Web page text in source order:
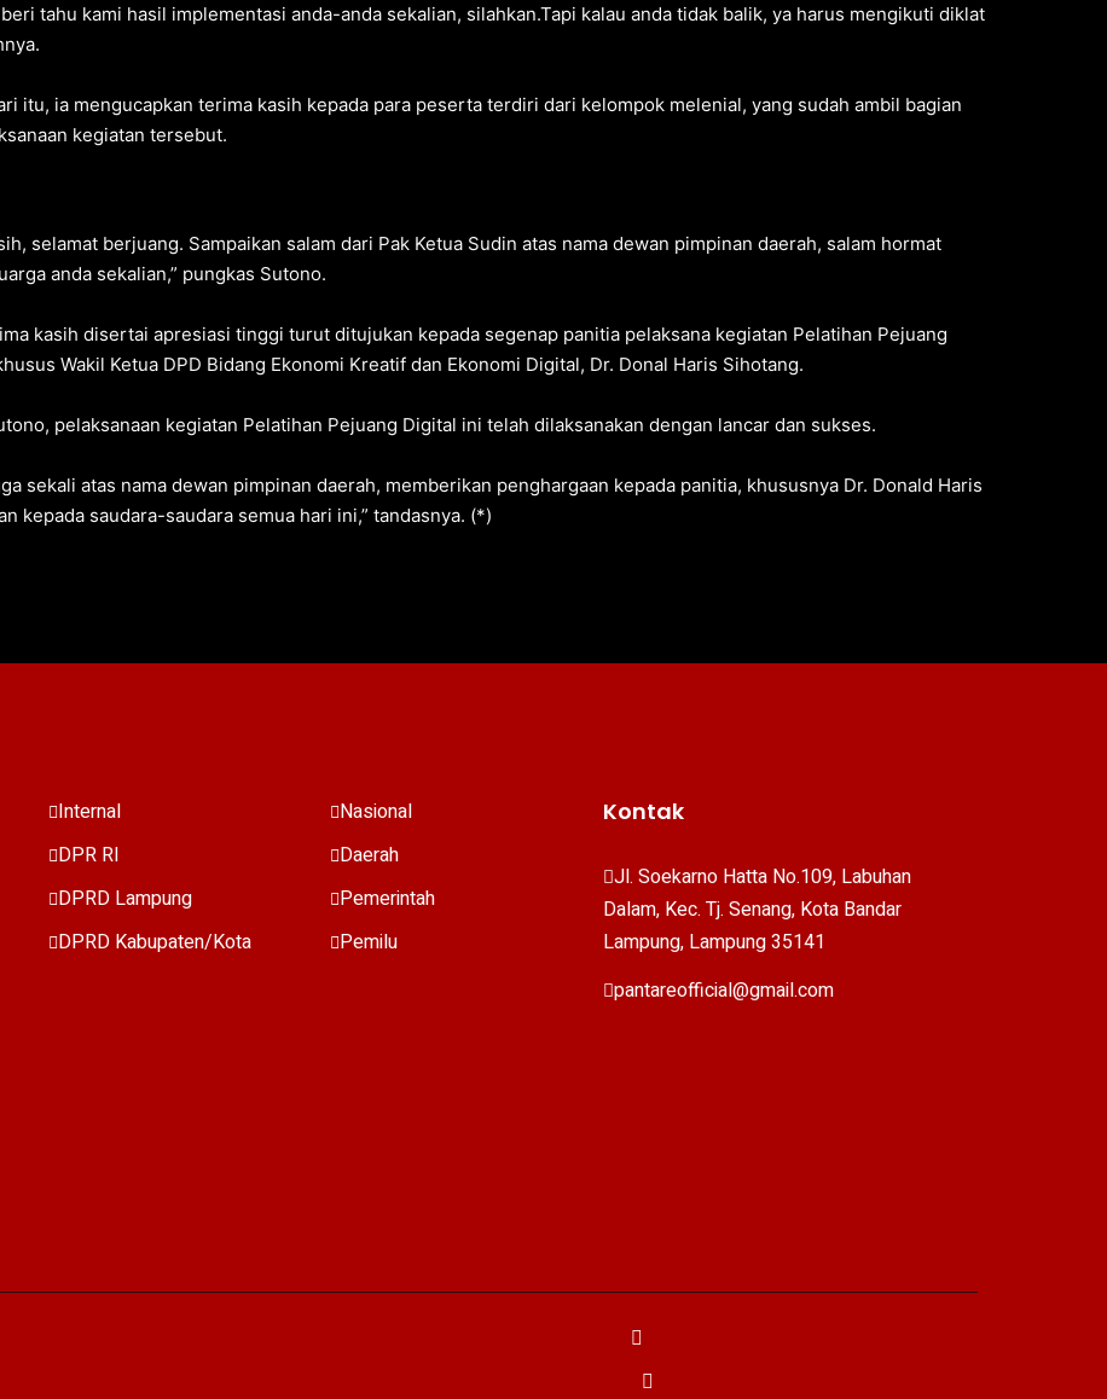
tahu kami hasil implementasi anda-anda sekalian, silahkan.Tapi kalau anda tidak balik, ya harus mengikuti diklat
itu, ia mengucapkan terima kasih kepada para peserta terdiri dari kelompok melenial, yang sudah ambil bagian
kegiatan tersebut.
selamat berjuang. Sampaikan salam dari Pak Ketua Sudin atas nama dewan pimpinan daerah, salam hormat
anda sekalian,” pungkas Sutono.
kasih disertai apresiasi tinggi turut ditujukan kepada segenap panitia pelaksana kegiatan Pelatihan Pejuang
Wakil Ketua DPD Bidang Ekonomi Kreatif dan Ekonomi Digital, Dr. Donal Haris Sihotang.
pelaksanaan kegiatan Pelatihan Pejuang Digital ini telah dilaksanakan dengan lancar dan sukses.
sekali atas nama dewan pimpinan daerah, memberikan penghargaan kepada panitia, khususnya Dr. Donald Haris
kepada saudara-saudara semua hari ini,” tandasnya. (*)
Internal
DPR RI
DPRD Lampung
DPRD Kabupaten/Kota
Nasional
Daerah
Pemerintah
Pemilu
Kontak
Jl. Soekarno Hatta No.109, Labuhan
Dalam, Kec. Tj. Senang, Kota Bandar
Lampung, Lampung 35141
pantareofficial@gmail.com